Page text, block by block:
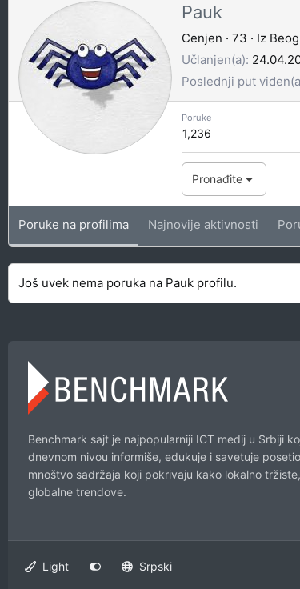
Pauk
Cenjen · 73 · Iz
Učlanjen(a)
Poslednji put
Poruke
1,236
Pronađite
Poruke na profilima Najnovije aktivnosti
Još uvek nema poruka na Pauk profilu.
Benchmark sajt je najpopularniji ICT medij u Srbiji
dnevnom nivou informiše, edukuje i savetuje
mnoštvo sadržaja koji pokrivaju kako lokalno
globalne trendove.
Light Srpski